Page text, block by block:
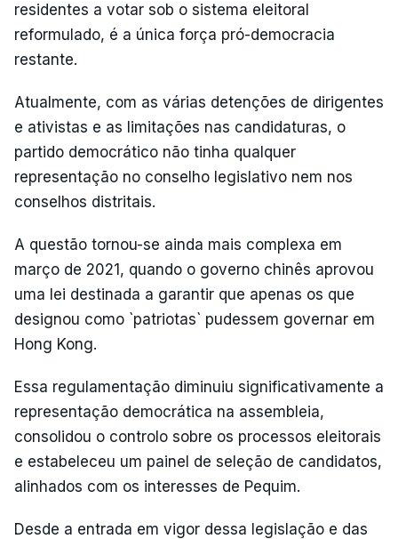
residentes a votar sob o sistema eleitoral
reformulado, é a única força pró-democracia
restante.
Atualmente, com as várias detenções de dirigentes
e ativistas e as limitações nas candidaturas, o
partido democrático não tinha qualquer
representação no conselho legislativo nem nos
conselhos distritais.
A questão tornou-se ainda mais complexa em
março de 2021, quando o governo chinês aprovou
uma lei destinada a garantir que apenas os que
designou como `patriotas` pudessem governar em
Hong Kong.
Essa regulamentação diminuiu significativamente a
representação democrática na assembleia,
consolidou o controlo sobre os processos eleitorais
e estabeleceu um painel de seleção de candidatos,
alinhados com os interesses de Pequim.
Desde a entrada em vigor dessa legislação e das